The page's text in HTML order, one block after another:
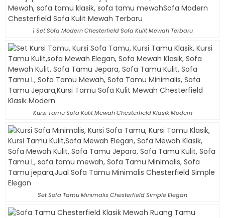
1 Set Sofa Modern Chesterfield Sofa Kulit Mewah Terbaru
Kursi Tamu Sofa Kulit Mewah Chesterfield Klasik Modern
Set Sofa Tamu Minimalis Chesterfield Simple Elegan